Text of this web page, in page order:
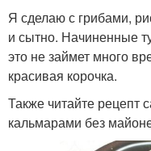
Я сделаю с грибами,
и сытно. Начиненные
это не займет много
красивая корочка.
Также читайте рецепт
кальмарами без